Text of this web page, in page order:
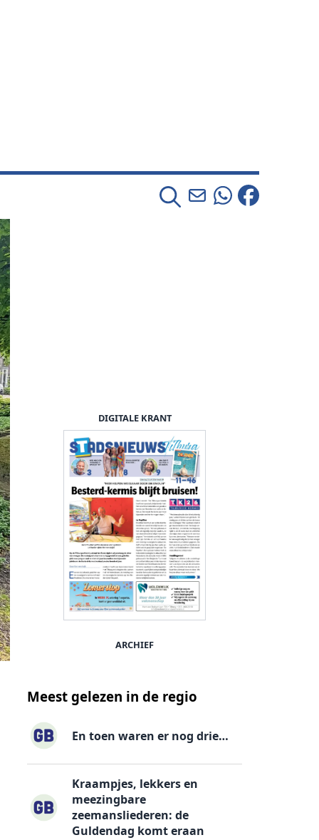
Werdekker in 1990 in actie voor de Tricolores (foto:
DIGITALE KRANT
ARCHIEF
Meest gelezen in de regio
En toen waren er nog drie…
Kraampjes, lekkers en
meezingbare
zeemansliederen: de
Guldendag komt eraan